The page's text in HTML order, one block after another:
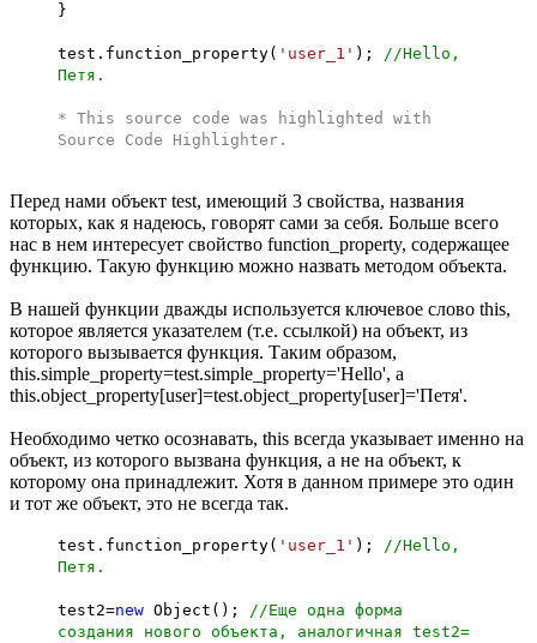
}
test.function_property( 'user_1' ); //Hello,
Петя.
* This source code was highlighted with
Source Code Highlighter .
Перед нами объект test, имеющий 3 свойства, названия
которых, как я надеюсь, говорят сами за себя. Больше всего
нас в нем интересует свойство function_property, содержащее
функцию. Такую функцию можно назвать методом объекта.
В нашей функции дважды используется ключевое слово this,
которое является указателем (т.е. ссылкой) на объект, из
которого вызывается функция. Таким образом,
this.simple_property=test.simple_property='Hello', а
this.object_property[user]=test.object_property[user]='Петя'.
Необходимо четко осознавать, this всегда указывает именно на
объект, из которого вызвана функция, а не на объект, к
которому она принадлежит. Хотя в данном примере это один
и тот же объект, это не всегда так.
test.function_property( 'user_1' ); //Hello,
Петя.
test2=new Object(); //Еще одна форма
создания нового объекта, аналогичная test2=